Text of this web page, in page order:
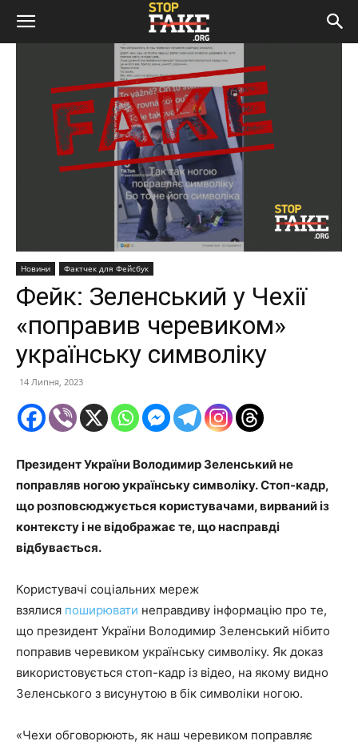
Новини Фактчек для Фейсбук
Фейк: Зеленський у Чехії
«поправив черевиком»
українську символіку
14 Липня, 2023
Президент України Володимир Зеленський не
поправляв ногою українську символіку. Стоп-кадр,
що розповсюджується користувачами, вирваний із
контексту і не відображає те, що насправді
відбувається.
Користувачі соціальних мереж
взялися поширювати неправдиву інформацію про те,
що президент України Володимир Зеленський нібито
поправив черевиком українську символіку. Як доказ
використовується стоп-кадр із відео, на якому видно
Зеленського з висунутою в бік символіки ногою.
«Чехи обговорюють, як наш черевиком поправляє